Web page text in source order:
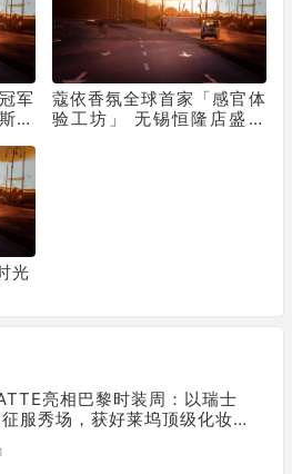
军
科
蔻依香氛全球首家「感官体
验工坊」 无锡恒隆店盛大
光
亮相巴黎时装周：以瑞士
服秀场，获好莱坞顶级化妆